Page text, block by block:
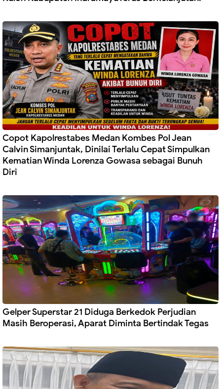
Copot Kapolrestabes Medan Kombes Pol Jean
Calvin Simanjuntak, Dinilai Terlalu Cepat Simpulkan
Kematian Winda Lorenza Gowasa sebagai Bunuh
Diri
Gelper Superstar 21 Diduga Berkedok Perjudian
Masih Beroperasi, Aparat Diminta Bertindak Tegas